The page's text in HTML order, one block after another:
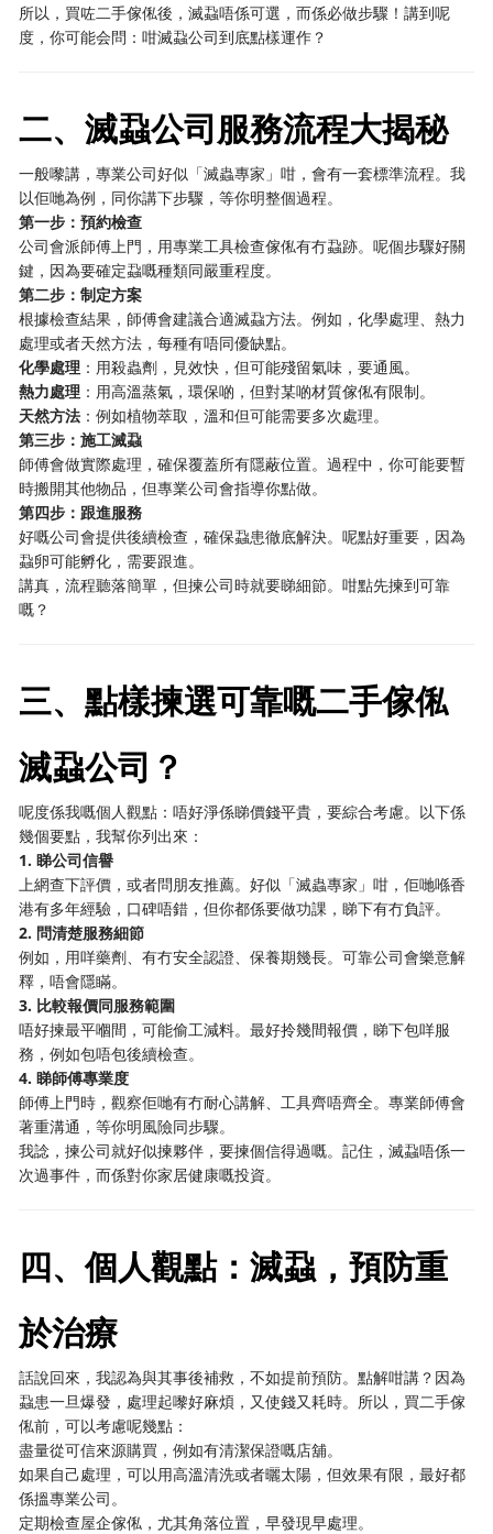
所以，買咗二手傢俬後，滅蝨唔係可選，而係必做步驟！講到呢
度，你可能会問：咁滅蝨公司到底點樣運作？
二、滅蝨公司服務流程大揭秘
一般嚟講，專業公司好似「滅蟲專家」咁，會有一套標準流程。我
以佢哋為例，同你講下步驟，等你明整個過程。
第一步：預約檢查
公司會派師傅上門，用專業工具檢查傢俬有冇蝨跡。呢個步驟好關
鍵，因為要確定蝨嘅種類同嚴重程度。
第二步：制定方案
根據檢查結果，師傅會建議合適滅蝨方法。例如，化學處理、熱力
處理或者天然方法，每種有唔同優缺點。
化學處理 ：用殺蟲劑，見效快，但可能殘留氣味，要通風。
熱力處理 ：用高溫蒸氣，環保啲，但對某啲材質傢俬有限制。
天然方法 ：例如植物萃取，溫和但可能需要多次處理。
第三步：施工滅蝨
師傅會做實際處理，確保覆蓋所有隱蔽位置。過程中，你可能要暫
時搬開其他物品，但專業公司會指導你點做。
第四步：跟進服務
好嘅公司會提供後續檢查，確保蝨患徹底解決。呢點好重要，因為
蝨卵可能孵化，需要跟進。
講真，流程聽落簡單，但揀公司時就要睇細節。咁點先揀到可靠
嘅？
三、點樣揀選可靠嘅二手傢俬
滅蝨公司？
呢度係我嘅個人觀點：唔好淨係睇價錢平貴，要綜合考慮。以下係
幾個要點，我幫你列出來：
1. 睇公司信譽
上網查下評價，或者問朋友推薦。好似「滅蟲專家」咁，佢哋喺香
港有多年經驗，口碑唔錯，但你都係要做功課，睇下有冇負評。
2. 問清楚服務細節
例如，用咩藥劑、有冇安全認證、保養期幾長。可靠公司會樂意解
釋，唔會隱瞞。
3. 比較報價同服務範圍
唔好揀最平嗰間，可能偷工減料。最好拎幾間報價，睇下包咩服
務，例如包唔包後續檢查。
4. 睇師傅專業度
師傅上門時，觀察佢哋有冇耐心講解、工具齊唔齊全。專業師傅會
著重溝通，等你明風險同步驟。
我諗，揀公司就好似揀夥伴，要揀個信得過嘅。記住，滅蝨唔係一
次過事件，而係對你家居健康嘅投資。
四、個人觀點：滅蝨，預防重
於治療
話說回來，我認為與其事後補救，不如提前預防。點解咁講？因為
蝨患一旦爆發，處理起嚟好麻煩，又使錢又耗時。所以，買二手傢
俬前，可以考慮呢幾點：
盡量從可信來源購買，例如有清潔保證嘅店舖。
如果自己處理，可以用高溫清洗或者曬太陽，但效果有限，最好都
係搵專業公司。
定期檢查屋企傢俬，尤其角落位置，早發現早處理。